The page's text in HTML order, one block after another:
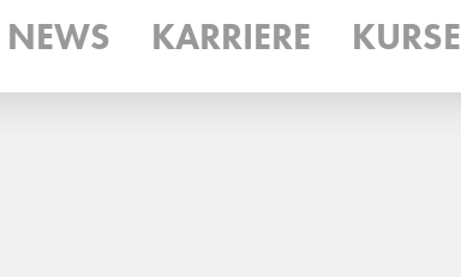
NEWS KARRIERE KURSE